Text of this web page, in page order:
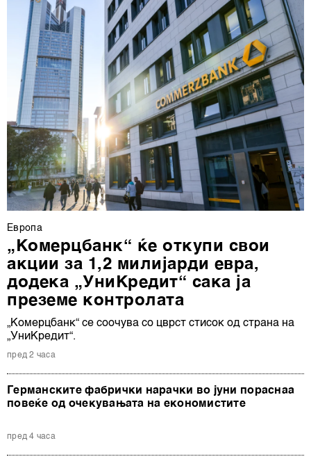
ја повлечете без негативни последици.
Европа
„Комерцбанк“ ќе откупи свои
акции за 1,2 милијарди евра,
додека „УниКредит“ сака ја
преземе контролата
„Комерцбанк“ се соочува со цврст стисок од страна на
„УниКредит“.
пред 2 часа
Германските фабрички нарачки во јуни пораснаа
повеќе од очекувањата на економистите
пред 4 часа